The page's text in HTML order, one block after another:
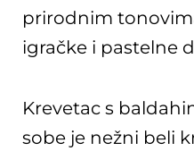
prirodnim
igračke i pastelne
Krevetac s
sobe je nežni beli